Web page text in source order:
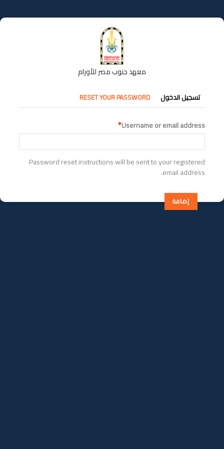
إلى
المحتوى
معهد جنوب مصر للأورام
التبويبات
الأساسية
تسجيل الدخول RESET YOUR PASSWORD
Username or email address
Password reset instructions will be sent to your registered
email address.